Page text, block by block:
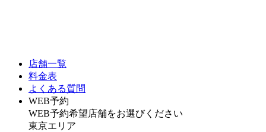
店舗一覧
料金表
よくある質問
WEB予約
WEB予約希望店舗をお選びください
東京エリア